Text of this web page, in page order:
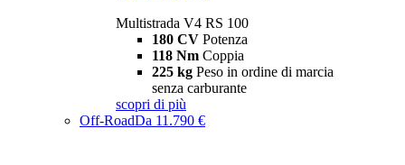
Multistrada V4 RS 100
180 CV Potenza
118 Nm Coppia
225 kg Peso in ordine di marcia
senza carburante
scopri di più
Off-RoadDa 11.790 €